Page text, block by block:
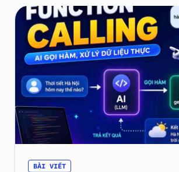
BÀI VIẾT